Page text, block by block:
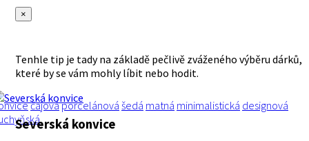
×
Tenhle tip je tady na základě pečlivě zváženého výběru dárků,
které by se vám mohly líbit nebo hodit.
čajováporcelánová šedá matná minimalistická designová
Severská konvice